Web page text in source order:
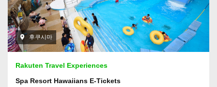
후쿠시마
Rakuten Travel Experiences
Spa Resort Hawaiians E-Tickets